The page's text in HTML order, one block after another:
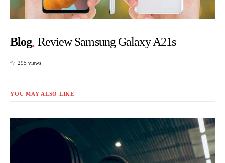
Blog Review Samsung Galaxy A21s
295 views
YOU MAY ALSO LIKE